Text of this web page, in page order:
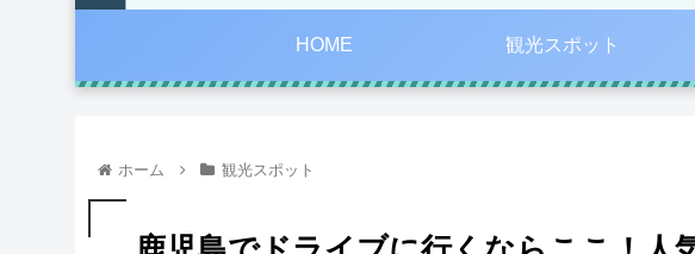
HOME 観光スポット
ホーム 観光スポット